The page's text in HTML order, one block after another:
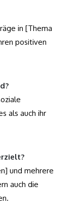
in [Thema
positiven
als auch ihr
und mehrere
auch die